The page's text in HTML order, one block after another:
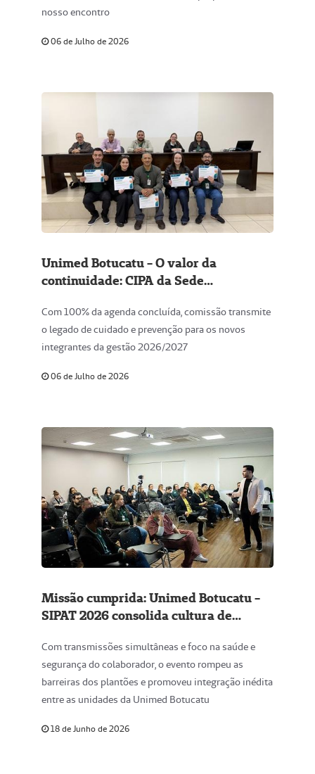
nosso encontro
06 de Julho de 2026
Unimed Botucatu - O valor da
continuidade: CIPA da Sede
nova gestão
Com 100% da agenda concluída, comissão transmite
o legado de cuidado e prevenção para os novos
integrantes da gestão 2026/2027
06 de Julho de 2026
Missão cumprida: Unimed Botucatu -
SIPAT 2026 consolida cultura de
impacto positivo na saúde dos
colaboradores
Com transmissões simultâneas e foco na saúde e
segurança do colaborador, o evento rompeu as
barreiras dos plantões e promoveu integração inédita
entre as unidades da Unimed Botucatu
18 de Junho de 2026